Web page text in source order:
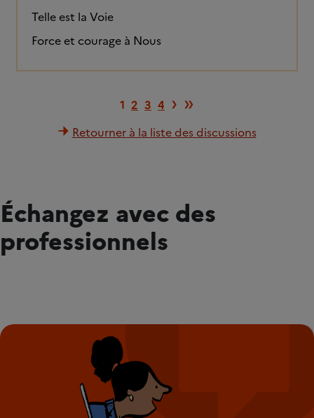
Telle est la Voie
Force et courage à Nous
1 2 3 4 Page suivante
› Dernière page
»
Retourner à la liste des discussions
Échangez avec des
professionnels